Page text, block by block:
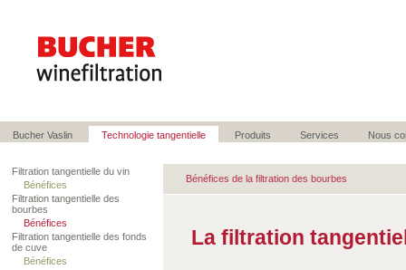
Bucher Vaslin Technologie tangentielle Produits Services Nous
Filtration tangentielle du vin
Bénéfices
Filtration tangentielle des
bourbes
Bénéfices
Filtration tangentielle des fonds
de cuve
Bénéfices
Bénéfices de la filtration des bourbes
La filtration